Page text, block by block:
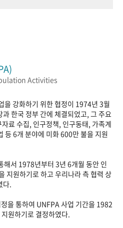
Activities
을 강화하기 위한 협정이 1974년 3월
한국 정부 간에 체결되었고, 그 주요
료 수집, 인구정책, 인구동태, 가족계
등 6개 분야에 미화 600만 불을 지원
서 1978년부터 3년 6개월 동안 인
지원하기로 하고 우리나라 측 협력 상
.
을 통하여 UNFPA 사업 기간을 1982
원하기로 결정하였다.